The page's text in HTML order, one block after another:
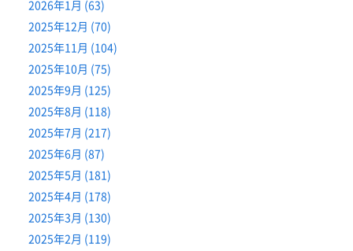
2026年1月 (63)
2025年12月 (70)
2025年11月 (104)
2025年10月 (75)
2025年9月 (125)
2025年8月 (118)
2025年7月 (217)
2025年6月 (87)
2025年5月 (181)
2025年4月 (178)
2025年3月 (130)
2025年2月 (119)